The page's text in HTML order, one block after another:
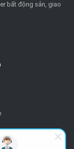
bất động sản, giao